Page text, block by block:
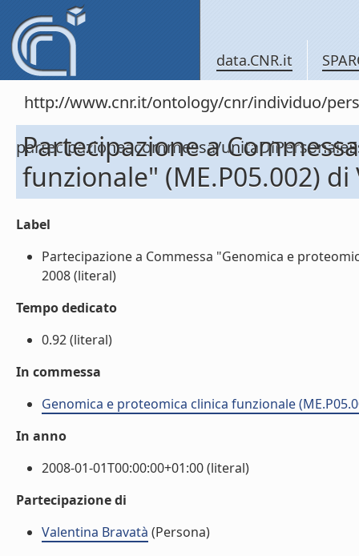
data.CNR.it
http://www.cnr.it/ontology/cnr/individuo/
partecipazioneacommessa/
Partecipazione a
funzionale" (ME.P05.002)
Label
Partecipazione a Commessa "Genomica e
2008 (literal)
Tempo dedicato
0.92 (literal)
In commessa
Genomica e proteomica clinica funzionale
In anno
2008-01-01T00:00:00+01:00 (literal)
Partecipazione di
Valentina Bravatà (Persona)